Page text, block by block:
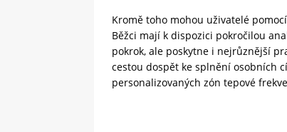
Kromě toho mohou uživatelé
Běžci mají k dispozici pokročilou
pokrok, ale poskytne i nejrůznější
cestou dospět ke splnění osobních
personalizovaných zón tepové